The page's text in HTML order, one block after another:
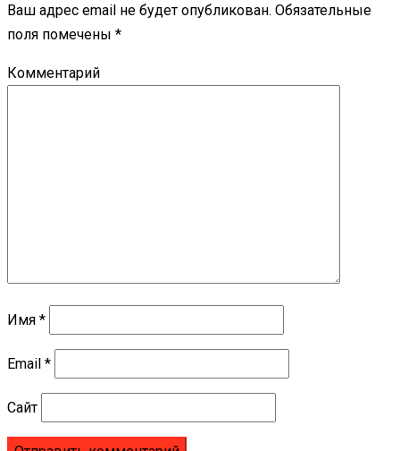
Ваш адрес email не будет опубликован. Обязательные
поля помечены *
Комментарий
Имя *
Email *
Сайт